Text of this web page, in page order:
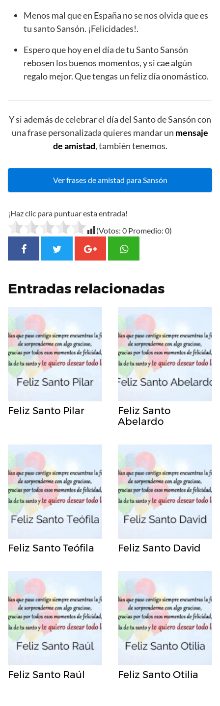
Menos mal que en España no se nos olvida que es
tu santo Sansón. ¡Felicidades!.
Espero que hoy en el día de tu Santo Sansón
rebosen los buenos momentos, y si cae algún
regalo mejor. Que tengas un feliz día onomástico.
Y si además de celebrar el día del Santo de Sansón con
una frase personalizada quieres mandar un mensaje
de amistad, también tenemos.
Ver frases de amistad para Sansón
¡Haz clic para puntuar esta entrada!
(Votos: 0 Promedio: 0)
Entradas relacionadas
Feliz Santo Pilar
Feliz Santo
Abelardo
Feliz Santo Teófila Feliz Santo David
Feliz Santo Raúl Feliz Santo Otilia